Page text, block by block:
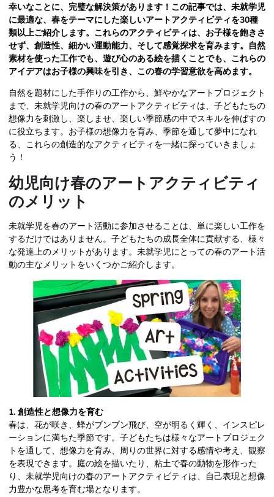
幸いなことに、完璧な解決策があります！この記事では、未就学児
に最適な、春をテーマにした楽しいアートアクティビティを30種
類以上ご紹介します。これらのアクティビティは、お子様を飽きさ
せず、創造性、細かい運動能力、そして感覚探求を育みます。自然
素材を使った工作でも、遊び心のある絵を描くことでも、これらの
アイデアはお子様の興味を引き、この春の学習意欲を高めます。
自然を題材にした手作りの工作から、鮮やかなアートプロジェクト
まで、未就学児向けの春のアートアクティビティは、子どもたちの
想像力を刺激し、楽しませ、楽しい季節感の中でスキルを伸ばすの
に役立ちます。お子様の想像力を育み、季節を通して夢中になれ
る、これらの創造的なアクティビティを一緒に探っていきましょ
う！
幼児向け春のアートアクティビティ
のメリット
未就学児を春のアート活動に参加させることは、単に楽しい工作を
するだけではありません。子どもたちの成長全体に貢献する、様々
な発達上のメリットがあります。未就学児にとっての春のアート活
動の主なメリットをいくつかご紹介します。
1. 創造性と想像力を育む
春は、花が咲き、蜂がブンブン飛び、空が明るく輝く、インスピレ
ーションに満ちた季節です。子どもたちは様々なアートプロジェク
トを通して、想像力を育み、周りの世界に対する感情や考え、観察
を表現できます。庭の絵を描いたり、粘土で春の動物を形作った
り、未就学児向けの春のアートアクティビティは、自己表現と想像
力豊かな思考を育む場となります。